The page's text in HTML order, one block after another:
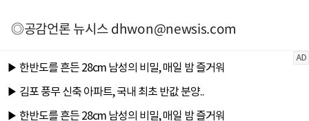
◎공감언론 뉴시스dhwon@newsis.com